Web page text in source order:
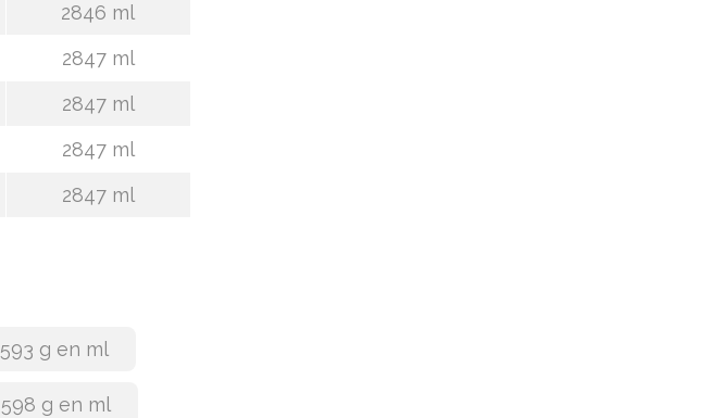
2846 ml
2847 ml
2847 ml
2847 ml
2847 ml
593 g en ml
598 g en ml